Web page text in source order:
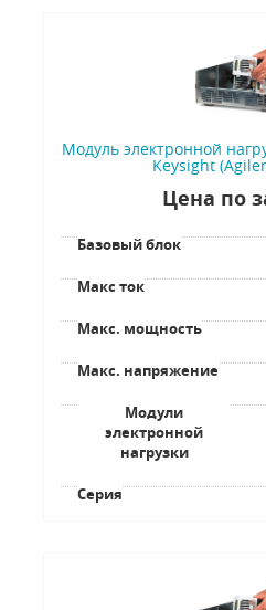
Модуль электронной
Keysight
Цена по
Базовый блок
Макс ток
Макс. мощность
Макс. напряжение
Модули
электронной
нагрузки
Серия